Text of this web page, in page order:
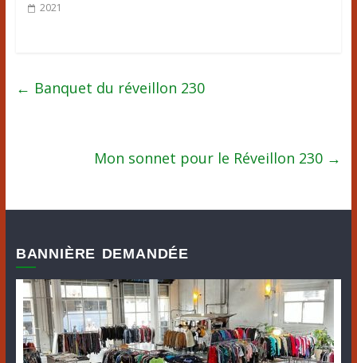
2021
← Banquet du réveillon 230
Mon sonnet pour le Réveillon 230 →
BANNIÈRE DEMANDÉE